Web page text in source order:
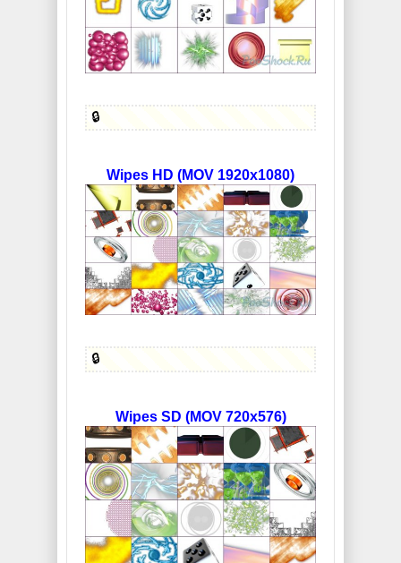
🔒
Wipes HD (MOV 1920x1080)
🔒
Wipes SD (MOV 720x576)